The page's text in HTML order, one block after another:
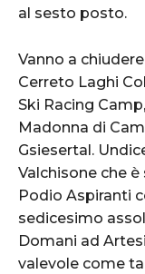
al sesto posto.
Vanno a
Cerreto Laghi
Ski Racing
Madonna di
Gsiesertal.
Valchisone che
Podio Aspiranti
sedicesimo
Domani ad
valevole come